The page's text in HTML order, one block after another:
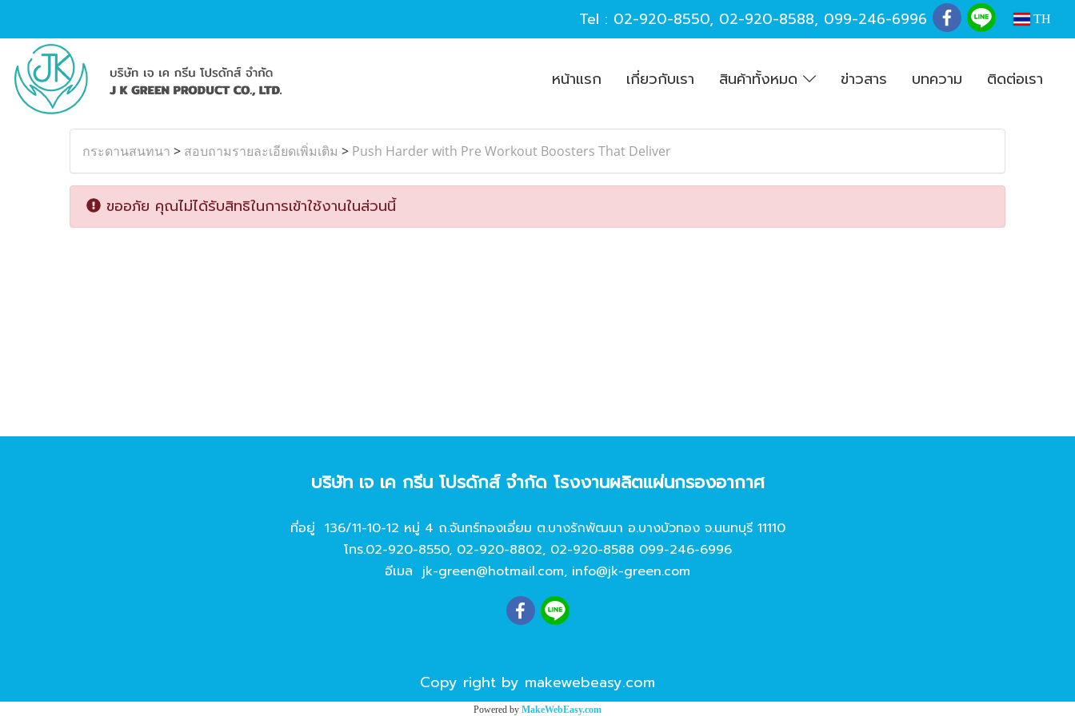
Tel : 02-920-8550, 02-920-8588, 099-246-6996 TH
หน้าแรก เกี่ยวกับเรา สินค้าทั้งหมด ข่าวสาร บทความ ติดต่อเรา
กระดานสนทนา > สอบถามรายละเอียดเพิ่มเติม > Push Harder with Pre Workout Boosters That Deliver
ขออภัย คุณไม่ได้รับสิทธิในการเข้าใช้งานในส่วนนี้
บริษัท เจ เค กรีน โปรดักส์ จํากัด โรงงานผลิตแผ่นกรองอากาศ
ที่อยู่ 136/11-10-12 หมู่ 4 ถ.จันทร์ทองเอี่ยม ต.บางรักพัฒนา อ.บางบัวทอง จ.นนทบุรี 11110
โทร.02-920-8550, 02-920-8802, 02-920-8588 099-246-6996
อีเมล jk-green@hotmail.com, info@jk-green.com
Copy right by makewebeasy.com
Powered by MakeWebEasy.com